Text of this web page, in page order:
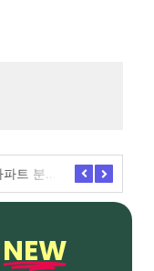
Video By 대학전쟁 시즌 3 전편 공개 완료!
NEW